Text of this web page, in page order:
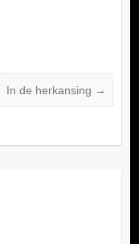
In de herkansing →